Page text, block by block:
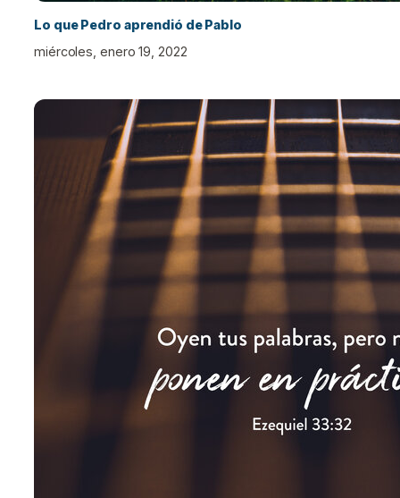
Lo que Pedro aprendió de Pablo
miércoles, enero 19, 2022